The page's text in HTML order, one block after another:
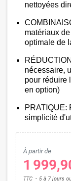
nettoyées
matériaux
optimale de
nécessaire,
pour réduire
en option)
PRATIQUE:
simplicité
À partir de
1
TTC 5 à 7 jours